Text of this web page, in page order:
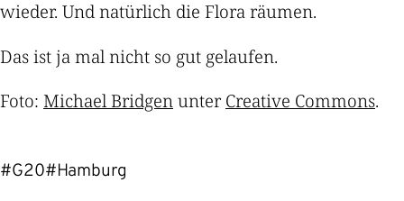
wieder. Und natürlich die Flora räumen.
Das ist ja mal nicht so gut gelaufen.
Foto: Michael Bridgenunter Creative Commons.
#G20#Hamburg